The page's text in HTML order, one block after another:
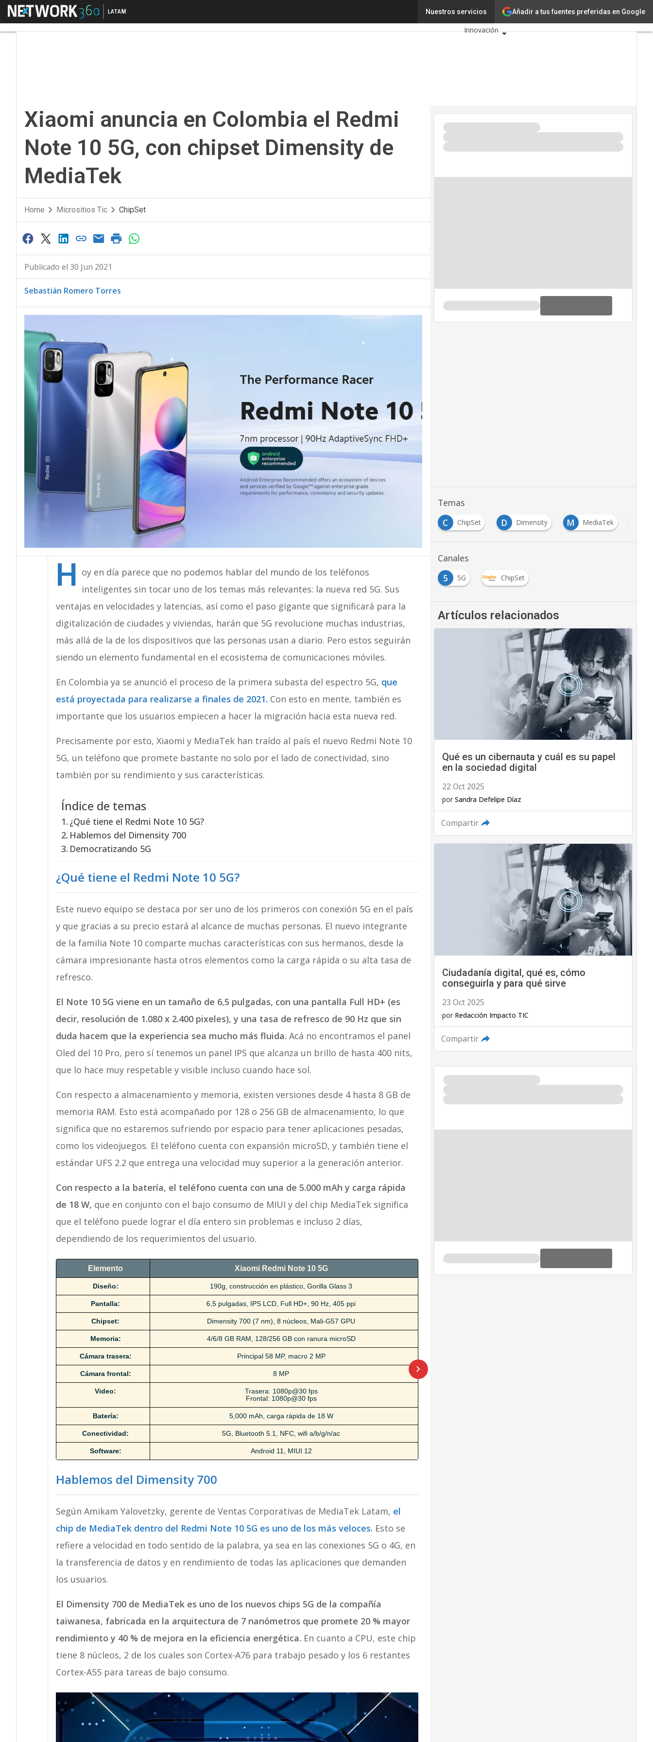
Añadir a tus fuentes preferidas en Google
Nuestros servicios
Menú Xiaomi anuncia en Colombia el Redmi Note 10 5G, con chipset Dimensity de MediaTekTecnología
Innovación
Calendario de
Xiaomi anuncia en Colombia el Redmi
Note 10 5G, con chipset Dimensity de
MediaTek
Home Micrositios Tic ChipSet
Publicado el 30 Jun 2021
Sebastián Romero Torres
H oy en día parece que no podemos hablar del mundo de los teléfonos
inteligentes sin tocar uno de los temas más relevantes: la nueva red 5G. Sus
ventajas en velocidades y latencias, así como el paso gigante que significará para la
digitalización de ciudades y viviendas, harán que 5G revolucione muchas industrias,
más allá de la de los dispositivos que las personas usan a diario. Pero estos seguirán
siendo un elemento fundamental en el ecosistema de comunicaciones móviles.
En Colombia ya se anunció el proceso de la primera subasta del espectro 5G, que
está proyectada para realizarse a finales de 2021. Con esto en mente, también es
importante que los usuarios empiecen a hacer la migración hacia esta nueva red.
Precisamente por esto, Xiaomi y MediaTek han traído al país el nuevo Redmi Note 10
5G, un teléfono que promete bastante no solo por el lado de conectividad, sino
también por su rendimiento y sus características.
Índice de temas
¿Qué tiene el Redmi Note 10 5G?
Hablemos del Dimensity 700
Democratizando 5G
¿Qué tiene el Redmi Note 10 5G?
Este nuevo equipo se destaca por ser uno de los primeros con conexión 5G en el país
y que gracias a su precio estará al alcance de muchas personas. El nuevo integrante
de la familia Note 10 comparte muchas características con sus hermanos, desde la
cámara impresionante hasta otros elementos como la carga rápida o su alta tasa de
refresco.
El Note 10 5G viene en un tamaño de 6,5 pulgadas, con una pantalla Full HD+ (es
decir, resolución de 1.080 x 2.400 pixeles), y una tasa de refresco de 90 Hz que sin
duda hacem que la experiencia sea mucho más fluida. Acá no encontramos el panel
Oled del 10 Pro, pero sí tenemos un panel IPS que alcanza un brillo de hasta 400 nits,
que lo hace muy respetable y visible incluso cuando hace sol.
Con respecto a almacenamiento y memoria, existen versiones desde 4 hasta 8 GB de
memoria RAM. Esto está acompañado por 128 o 256 GB de almacenamiento, lo que
significa que no estaremos sufriendo por espacio para tener aplicaciones pesadas,
como los videojuegos. El teléfono cuenta con expansión microSD, y también tiene el
estándar UFS 2.2 que entrega una velocidad muy superior a la generación anterior.
Con respecto a la batería, el teléfono cuenta con una de 5.000 mAh y carga rápida
de 18 W, que en conjunto con el bajo consumo de MIUI y del chip MediaTek significa
que el teléfono puede lograr el día entero sin problemas e incluso 2 días,
dependiendo de los requerimientos del usuario.
Elemento Xiaomi Redmi Note 10 5G
Diseño: 190g, construcción en plástico, Gorilla Glass 3
Pantalla: 6,5 pulgadas, IPS LCD, Full HD+, 90 Hz, 405 ppi
Chipset: Dimensity 700 (7 nm), 8 núcleos, Mali-G57 GPU
Memoria: 4/6/8 GB RAM, 128/256 GB con ranura microSD
Cámara trasera: Principal 58 MP, macro 2 MP
Cámara frontal: 8 MP
Video:
Trasera: 1080p@30 fps
Frontal: 1080p@30 fps
Batería: 5,000 mAh, carga rápida de 18 W
Conectividad: 5G, Bluetooth 5.1, NFC, wifi a/b/g/n/ac
Software: Android 11, MIUI 12
Hablemos del Dimensity 700
Según Amikam Yalovetzky, gerente de Ventas Corporativas de MediaTek Latam, el
chip de MediaTek dentro del Redmi Note 10 5G es uno de los más veloces. Esto se
refiere a velocidad en todo sentido de la palabra, ya sea en las conexiones 5G o 4G, en
la transferencia de datos y en rendimiento de todas las aplicaciones que demanden
los usuarios.
El Dimensity 700 de MediaTek es uno de los nuevos chips 5G de la compañía
taiwanesa, fabricada en la arquitectura de 7 nanómetros que promete 20 % mayor
rendimiento y 40 % de mejora en la eficiencia energética. En cuanto a CPU, este chip
tiene 8 núcleos, 2 de los cuales son Cortex-A76 para trabajo pesado y los 6 restantes
Cortex-A55 para tareas de bajo consumo.
Temas
C ChipSet D Dimensity M MediaTek
Canales
5
5G ChipSet
Artículos relacionados
Qué es un cibernauta y cuál es su papel
en la sociedad digital
22 Oct 2025
por Sandra Defelipe Díaz
Compartir
Ciudadanía digital, qué es, cómo
conseguirla y para qué sirve
23 Oct 2025
por Redacción Impacto TIC
Compartir